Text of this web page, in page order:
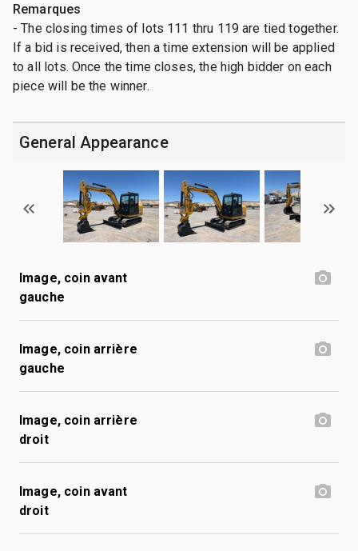
Remarques
- The closing times of lots 111 thru 119 are tied together.
If a bid is received, then a time extension will be applied
to all lots. Once the time closes, the high bidder on each
piece will be the winner.
General Appearance
Image, coin avant
gauche
Image, coin arrière
gauche
Image, coin arrière
droit
Image, coin avant
droit